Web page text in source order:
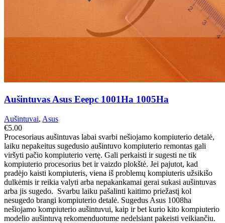
Aušintuvas Asus Eeepc 1001Ha 1005Ha
Aušintuvai, Asus
€5.00
Procesoriaus aušintuvas labai svarbi nešiojamo kompiuterio detalė,
laiku nepakeitus sugedusio aušintuvo kompiuterio remontas gali
viršyti pačio kompiuterio vertę. Gali perkaisti ir sugesti ne tik
kompiuterio procesorius bet ir vaizdo plokštė. Jei pajutot, kad
pradėjo kaisti kompiuteris, viena iš problemų kompiuteris užsikišo
dulkėmis ir reikia valyti arba nepakankamai gerai sukasi aušintuvas
arba jis sugedo. Svarbu laiku pašalinti kaitimo priežastį kol
nesugedo brangi kompiuterio detalė. Sugedus Asus 1008ha
nešiojamo kompiuterio aušintuvui, kaip ir bet kurio kito kompiuterio
modelio aušintuvą rekomenduotume nedelsiant pakeisti veikiančiu.